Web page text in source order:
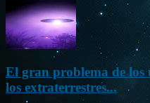
El gran problema de los
los extraterrestres...